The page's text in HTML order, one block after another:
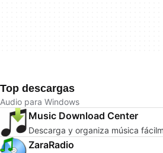
Top descargas
Audio para Windows
Music Download Center
Descarga y organiza música
ZaraRadio